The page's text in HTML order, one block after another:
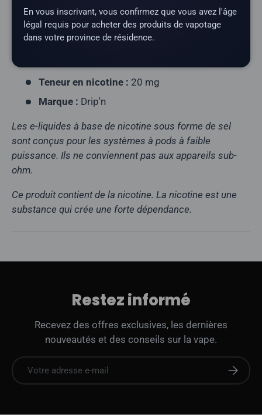
Profil aromatique : Ananas, noix de coco, glace
Contenance du flacon :30 ml
Teneur en nicotine : 20 mg
Marque : Drip'n
Les e-liquides à base de nicotine sous forme de sel
sont conçus pour les systèmes à pods à faible
puissance. Ils ne conviennent pas aux appareils sub-
ohm.
Ce produit contient de la nicotine. La nicotine est une
substance qui crée une forte dépendance.
Restez informé
Recevez des offres exclusives, les dernières
nouveautés et des conseils sur la vape.
E-mail
En vous inscrivant, vous confirmez que vous avez l'âge
légal requis pour acheter des produits de vapotage
dans votre province de résidence.